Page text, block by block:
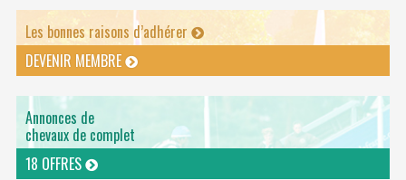
Les bonnes raisons d’adhérer
DEVENIR MEMBRE
Annonces de
chevaux de complet
18 OFFRES